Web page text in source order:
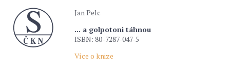
Jan Pelc
... a golpotoni táhnou
ISBN: 80-7287-047-5
Více o knize